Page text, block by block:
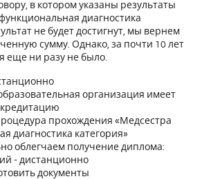
в котором указаны результаты
диагностика
не будет достигнут, мы вернем
сумму. Однако, за почти 10 лет
еще ни разу не было.
организация имеет
прохождения «Медсестра
диагностика категория»
облегчаем получение диплома:
- дистанционно
документы